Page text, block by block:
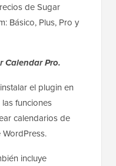
de Sugar
Básico, Plus, Pro y
Calendar Pro.
el plugin en
funciones
calendarios de
incluye